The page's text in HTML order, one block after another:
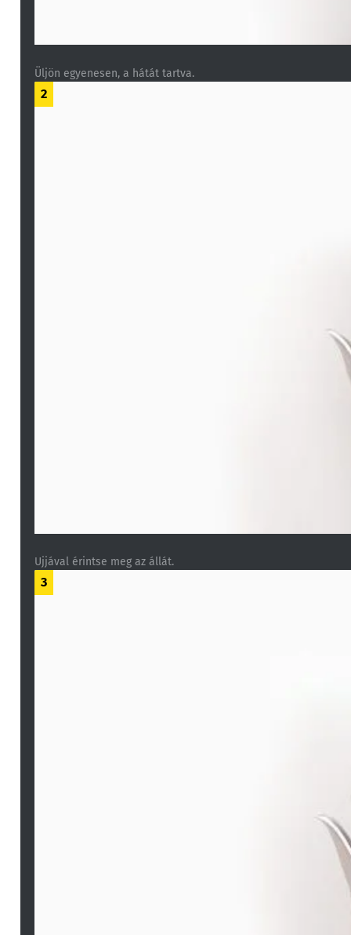
Üljön egyenesen, a hátát tartva.
2
Ujjával érintse meg az állát.
3